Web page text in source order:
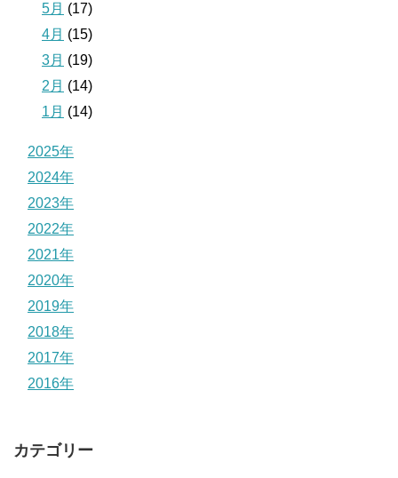
5月 (17)
4月 (15)
3月 (19)
2月 (14)
1月 (14)
2025年
2024年
2023年
2022年
2021年
2020年
2019年
2018年
2017年
2016年
カテゴリー